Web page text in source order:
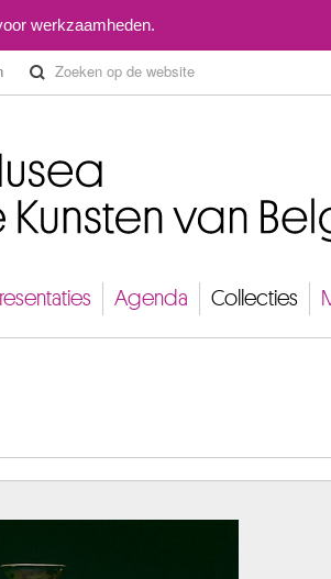
werkzaamheden.
Agenda Collecties